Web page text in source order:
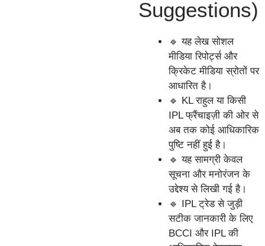
Suggestions)
🔹 यह लेख सोशल
मीडिया रिपोर्ट्स और
क्रिकेट मीडिया स्रोतों पर
आधारित है।
🔹 KL राहुल या किसी
IPL फ्रैंचाइज़ी की ओर से
अब तक कोई आधिकारिक
पुष्टि नहीं हुई है।
🔹 यह सामग्री केवल
सूचना और मनोरंजन के
उद्देश्य से लिखी गई है।
🔹 IPL ट्रेड से जुड़ी
सटीक जानकारी के लिए
BCCI और IPL की